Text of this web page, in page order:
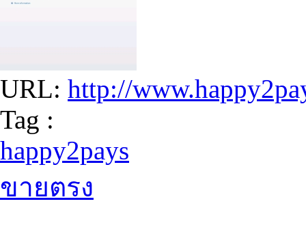
URL: http://
Tag :
happy2pays
ขายตรง